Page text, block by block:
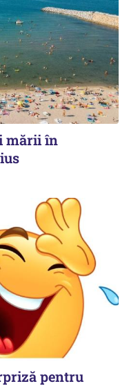
mării în
pentru